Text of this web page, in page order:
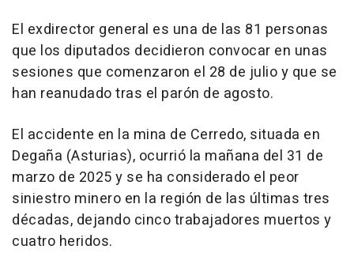
El exdirector general es una de las 81 personas
que los diputados decidieron convocar en unas
sesiones que comenzaron el 28 de julio y que se
han reanudado tras el parón de agosto.
El accidente en la mina de Cerredo, situada en
Degaña (Asturias), ocurrió la mañana del 31 de
marzo de 2025 y se ha considerado el peor
siniestro minero en la región de las últimas tres
décadas, dejando cinco trabajadores muertos y
cuatro heridos.